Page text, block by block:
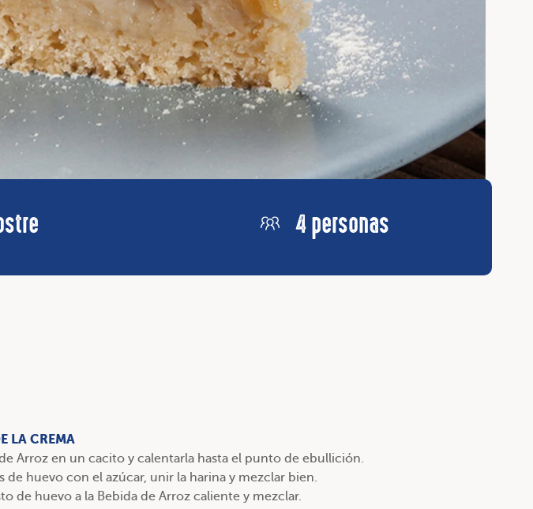
4 personas
LA CREMA
Arroz en un cacito y calentarla hasta el punto de ebullición.
de huevo con el azúcar, unir la harina y mezclar bien.
de huevo a la Bebida de Arroz caliente y mezclar.